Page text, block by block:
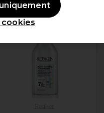
cookies